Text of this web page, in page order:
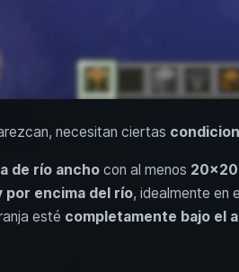
necesitan ciertas
de río anchocon al menos
por encima del río, idealmente en
esté completamente bajo el